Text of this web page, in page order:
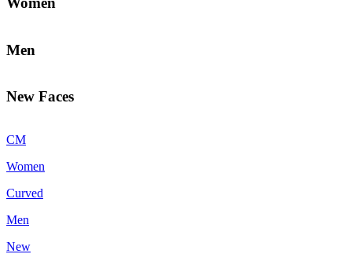
Men
New Faces
CM
Women
Curved
Men
New